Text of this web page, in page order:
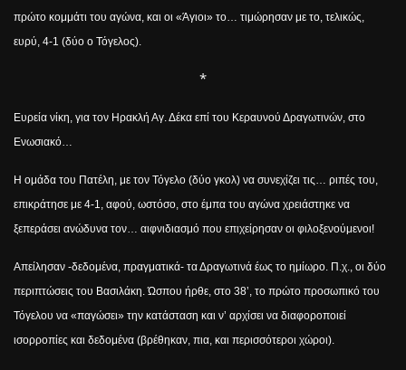
πρώτο κομμάτι του αγώνα, και οι «Άγιοι» το… τιμώρησαν με το, τελικώς,
ευρύ, 4-1 (δύο ο Τόγελος).
*
Ευρεία νίκη, για τον Ηρακλή Αγ. Δέκα επί του Κεραυνού Δραγωτινών, στο
Ενωσιακό…
Η ομάδα του Πατέλη, με τον Τόγελο (δύο γκολ) να συνεχίζει τις… ριπές του,
επικράτησε με 4-1, αφού, ωστόσο, στο έμπα του αγώνα χρειάστηκε να
ξεπεράσει ανώδυνα τον… αιφνιδιασμό που επιχείρησαν οι φιλοξενούμενοι!
Απείλησαν -δεδομένα, πραγματικά- τα Δραγωτινά έως το ημίωρο. Π.χ., οι δύο
περιπτώσεις του Βασιλάκη. Ώσπου ήρθε, στο 38’, το πρώτο προσωπικό του
Τόγελου να «παγώσει» την κατάσταση και ν’ αρχίσει να διαφοροποιεί
ισορροπίες και δεδομένα (βρέθηκαν, πια, και περισσότεροι χώροι).